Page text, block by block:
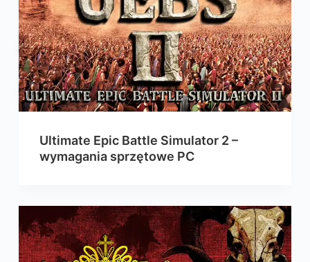
Ultimate Epic Battle Simulator 2 –
wymagania sprzętowe PC